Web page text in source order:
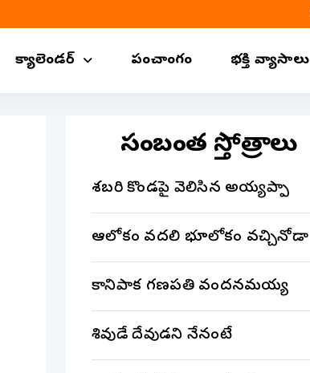
క్యాలెండర్ పంచాంగం భక్తి వ్యాసాలు
సంబంధిత స్తోత్రాలు
శబరి కొండపై వెలిసిన అయ్యప్పా
ఆలోకం వదలి భూలోకం వచ్చినోడా
కానిపాక గణపతి వందనమయ్య
శివుడే దేవుడని నేనంటే